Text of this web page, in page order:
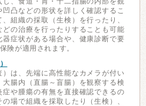
凸などの形状を詳しく確認するこ
組織の採取（生検）を行ったり、
の治療を行ったりすることも可能
症状がある場合や、健康診断で要
険が適用されます。
は、先端に高性能なカメラが付い
腸内（直腸～盲腸）を観察する検
や腫瘍の有無を直接確認できるの
場で組織を採取したり（生検）、